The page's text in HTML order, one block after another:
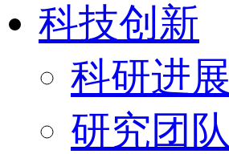
科技创新
科研进展
研究团队